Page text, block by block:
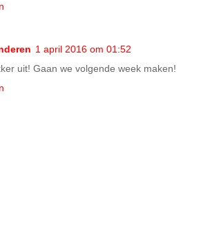
1 april 2016 om 01:52
uit! Gaan we volgende week maken!